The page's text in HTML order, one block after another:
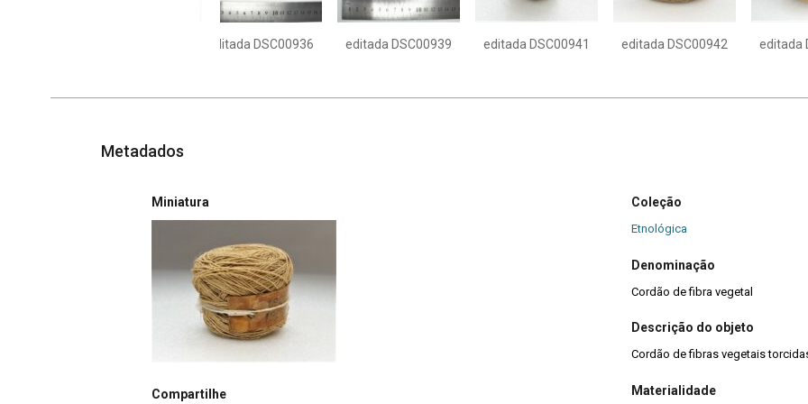
editada DSC00936 editada DSC00939 editada DSC00941 editada DSC00942 editada
Metadados
Miniatura
Compartilhe
Coleção
Etnológica
Denominação
Cordão de fibra vegetal
Descrição do objeto
Cordão de fibras vegetais
Materialidade